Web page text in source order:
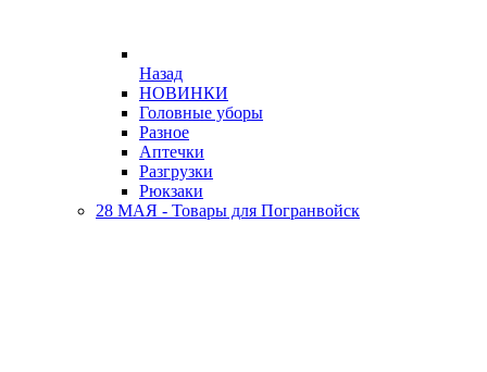
Назад
НОВИНКИ
Головные уборы
Разное
Аптечки
Разгрузки
Рюкзаки
28 МАЯ - Товары для Погранвойск